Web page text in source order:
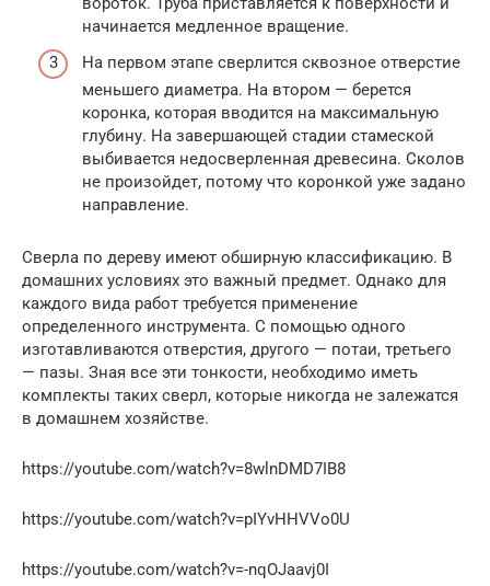
начинается медленное вращение.
На первом этапе сверлится сквозное отверстие
меньшего диаметра. На втором — берется
коронка, которая вводится на максимальную
глубину. На завершающей стадии стамеской
выбивается недосверленная древесина. Сколов
не произойдет, потому что коронкой уже задано
направление.
Сверла по дереву имеют обширную классификацию. В
домашних условиях это важный предмет. Однако для
каждого вида работ требуется применение
определенного инструмента. С помощью одного
изготавливаются отверстия, другого — потаи, третьего
— пазы. Зная все эти тонкости, необходимо иметь
комплекты таких сверл, которые никогда не залежатся
в домашнем хозяйстве.
https://youtube.com/watch?v=8wlnDMD7IB8
https://youtube.com/watch?v=pIYvHHVVo0U
https://youtube.com/watch?v=-nqOJaavj0I